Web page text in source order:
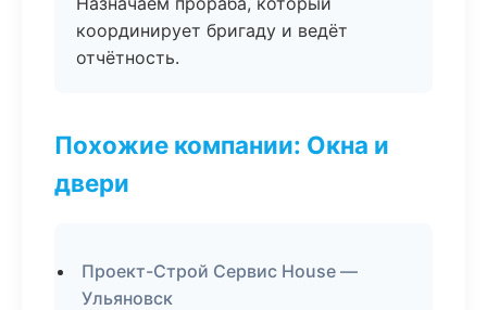
координирует бригаду и ведёт
отчётность.
Похожие компании: Окна и
двери
Проект-Строй Сервис House —
Ульяновск